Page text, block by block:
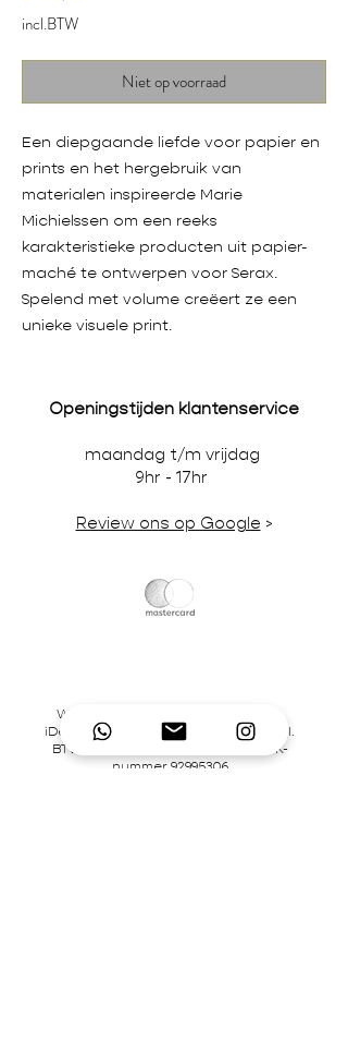
incl.BTW
Niet op voorraad
Een diepgaande liefde voor papier en
prints en het hergebruik van
materialen inspireerde Marie
Michielssen om een reeks
karakteristieke producten uit papier-
maché te ontwerpen voor Serax.
Spelend met volume creëert ze een
unieke visuele print.
Openingstijden klantenservice
maandag t/m vrijdag
9hr - 17hr
Review ons op Google >
Wij accepteren credit-/debitcards,
iDeal en pinbetalingen in onze winkel.
BTW-nummer NL866242867B01 | KvK-
nummer 92995306